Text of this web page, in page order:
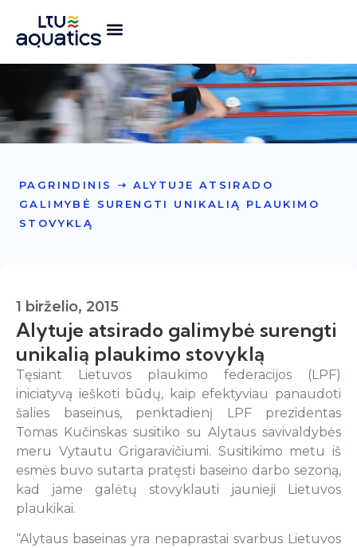
PAGRINDINIS ➝ ALYTUJE ATSIRADO
GALIMYBĖ SURENGTI UNIKALIĄ PLAUKIMO
STOVYKLĄ
1 birželio, 2015
Alytuje atsirado galimybė surengti
unikalią plaukimo stovyklą
Tęsiant Lietuvos plaukimo federacijos (LPF)
iniciatyvą ieškoti būdų, kaip efektyviau panaudoti
šalies baseinus, penktadienį LPF prezidentas
Tomas Kučinskas susitiko su Alytaus savivaldybės
meru Vytautu Grigaravičiumi. Susitikimo metu iš
esmės buvo sutarta pratęsti baseino darbo sezoną,
kad jame galėtų stovyklauti jaunieji Lietuvos
plaukikai.
“Alytaus baseinas yra nepaprastai svarbus Lietuvos